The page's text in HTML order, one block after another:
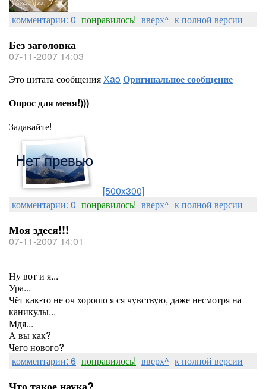
комментарии: 0 понравилось! вверх^ к полной версии
Без заголовка
07-11-2007 14:03
Это цитата сообщенияXaoОригинальное сообщение
Опрос для меня!)))
Задавайте!
[500x300]
комментарии: 0 понравилось! вверх^ к полной версии
Моя здеся!!!
07-11-2007 14:01
Ну вот и я...
Ура...
Чёт как-то не оч хорошо я ся чувствую, даже несмотря на
каникулы...
Мдя...
А вы как?
Чего нового?
комментарии: 6 понравилось! вверх^ к полной версии